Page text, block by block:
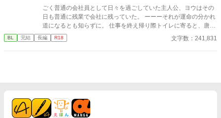
に感じつつ、ガイはエリクを連れて旅立つ。 エリクの野心も、新
王の冷遇も、部下たちの冷ややかさも、すべてはガイへの愛だと
知らずに―― 筋肉おっさん受け好きに捧げる、実は愛されおっさ
と一匹のハイテンションラブな後日談です。
ごく普通の会社員として日々を過ごしていた主人公、ヨウはその
日も普通に残業で会社に残っていた。 ーーーそれが運命の分かれ
道になるとも知らずに。 仕事を終え帰り際トイレに寄ると、唐突
に便器から水が溢れ出した。勢い良く迫り来る水に飲み込まれた
先で目を覚ますと、黒いローブの怪しげな集団に囲まれていた。
BL 完結 長編 R18 文字数：241,831